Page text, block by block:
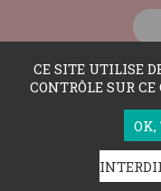
CE SITE UTILISE
CONTRÔLE SUR
OK,